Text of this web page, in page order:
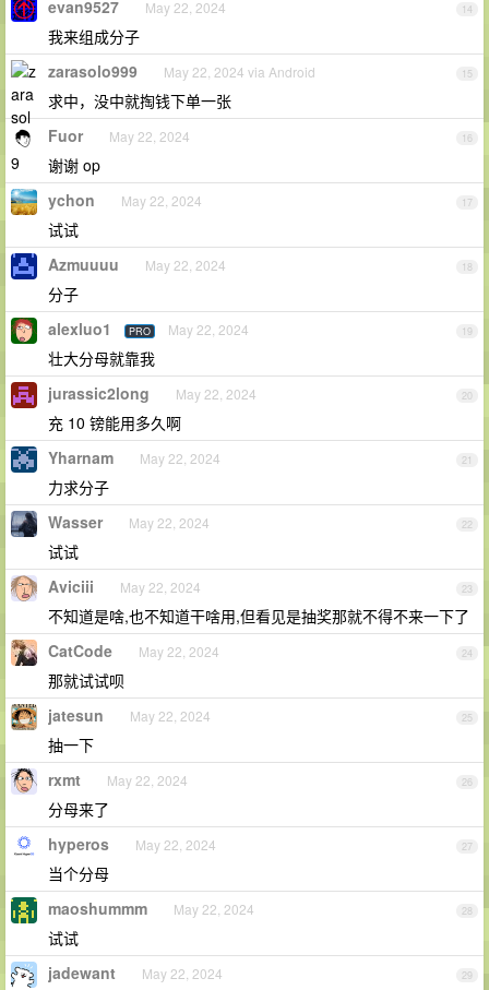
14
evan9527 May 22, 2024
我来组成分子
15
zarasolo999 May 22, 2024 via Android
求中，没中就掏钱下单一张
16
Fuor May 22, 2024
谢谢 op
17
ychon May 22, 2024
试试
18
Azmuuuu May 22, 2024
分子
19
alexluo1 PRO May 22, 2024
壮大分母就靠我
20
jurassic2long May 22, 2024
充 10 镑能用多久啊
21
Yharnam May 22, 2024
力求分子
22
Wasser May 22, 2024
试试
23
Aviciii May 22, 2024
不知道是啥,也不知道干啥用,但看见是抽奖那就不得不来一下了
24
CatCode May 22, 2024
那就试试呗
25
jatesun May 22, 2024
抽一下
26
rxmt May 22, 2024
分母来了
27
hyperos May 22, 2024
当个分母
28
maoshummm May 22, 2024
试试
29
jadewant May 22, 2024